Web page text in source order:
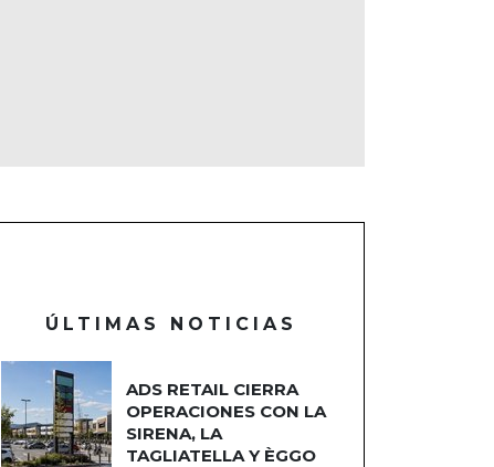
ÚLTIMAS NOTICIAS
ADS RETAIL CIERRA
OPERACIONES CON LA
SIRENA, LA
TAGLIATELLA Y ÈGGO